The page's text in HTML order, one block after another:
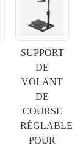
SUPPORT
DE
VOLANT
DE
COURSE
RÉGLABLE
POUR